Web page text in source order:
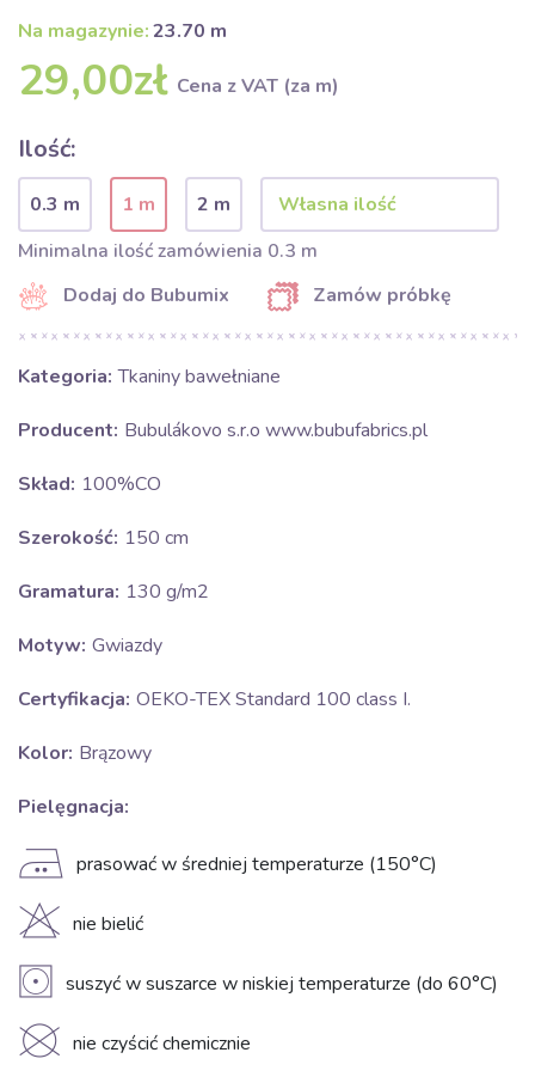
Na magazynie:23.70 m
29,00zł Cena z VAT (za m)
Ilość:
0.3 m 1 m
2 m
Minimalna ilość zamówienia 0.3 m
Dodaj do Bubumix
Zamów próbkę
Kategoria: Tkaniny bawełniane
Producent: Bubulákovo s.r.o www.bubufabrics.pl
Skład: 100%CO
Szerokość: 150 cm
Gramatura: 130 g/m2
Motyw: Gwiazdy
Certyfikacja: OEKO-TEX Standard 100 class I.
Kolor: Brązowy
Pielęgnacja:
E prasować w średniej temperaturze (150°C)
H nie bielić
V suszyć w suszarce w niskiej temperaturze (do 60°C)
K nie czyścić chemicznie